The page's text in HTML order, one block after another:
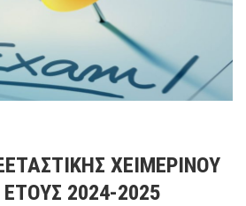
ΧΕΙΜΕΡΙΝΟΥ
2024-2025